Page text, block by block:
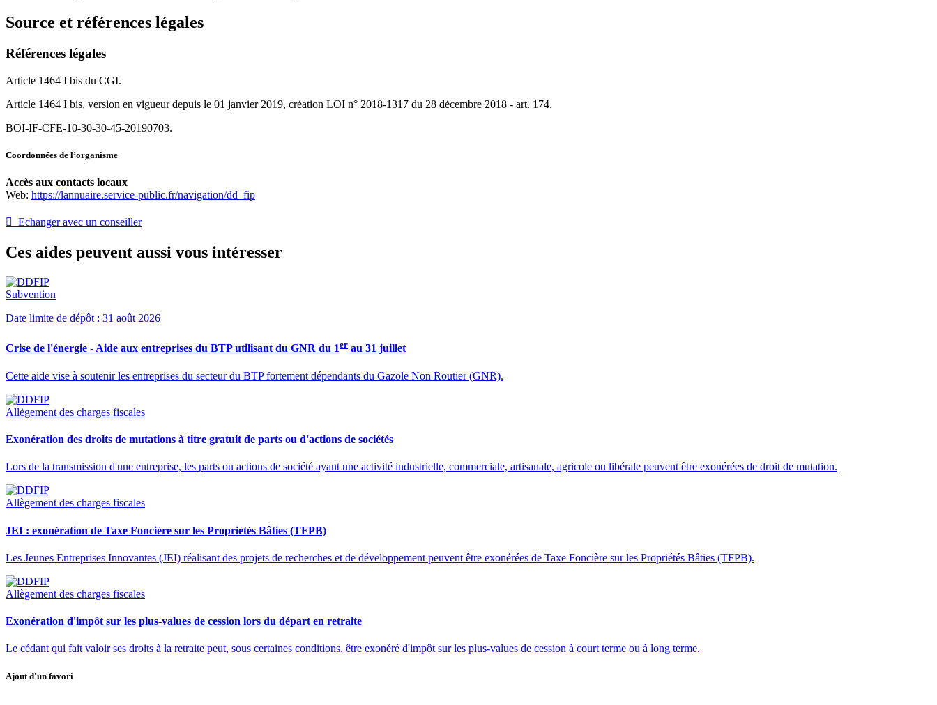
Source et références légales
Références légales
Article 1464 I bis du CGI.
Article 1464 I bis, version en vigueur depuis le 01 janvier 2019, création LOI n° 2018-1317 du 28 décembre 2018 - art. 174.
BOI-IF-CFE-10-30-30-45-20190703.
Coordonnées de l’organisme
Accès aux contacts locaux
Web: https://lannuaire.service-public.fr/navigation/dd_fip
 Echanger avec un conseiller
Ces aides peuvent aussi vous intéresser
Subvention
Date limite de dépôt : 31 août 2026
Crise de l'énergie - Aide aux entreprises du BTP utilisant du GNR du 1er au 31 juillet
Cette aide vise à soutenir les entreprises du secteur du BTP fortement dépendants du Gazole Non Routier (GNR).
Allègement des charges fiscales
Exonération des droits de mutations à titre gratuit de parts ou d'actions de sociétés
Lors de la transmission d'une entreprise, les parts ou actions de société ayant une activité industrielle, commerciale, artisanale, agricole ou libérale peuvent être exonérées de droit de mutation.
Allègement des charges fiscales
JEI : exonération de Taxe Foncière sur les Propriétés Bâties (TFPB)
Les Jeunes Entreprises Innovantes (JEI) réalisant des projets de recherches et de développement peuvent être exonérées de Taxe Foncière sur les Propriétés Bâties (TFPB).
Allègement des charges fiscales
Exonération d'impôt sur les plus-values de cession lors du départ en retraite
Le cédant qui fait valoir ses droits à la retraite peut, sous certaines conditions, être exonéré d'impôt sur les plus-values de cession à court terme ou à long terme.
Ajout d'un favori